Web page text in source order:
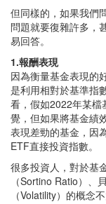
但同樣的，如果我們
問題就要復雜許多，
易回答。
1.報酬表現
因為衡量基金表現的
是利用相對於基準指
看，假如2022年某檔
覺，但如果將基金績
表現差勁的基金，因
ETF直接投資指數。
很多投資人，對於基
（Sortino Ratio）、
（Volatility）的概念